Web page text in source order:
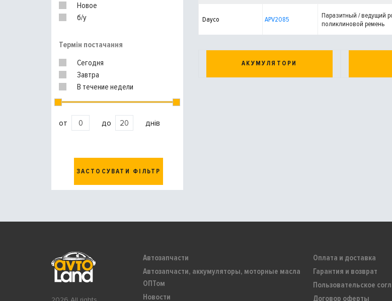
Новое
б/у
Термін постачання
Сегодня
Завтра
В течение недели
от до днів
ЗАСТОСУВАТИ ФІЛЬТР
Dayco APV2085
Паразитный / ведущий
поликлиновой ремень
АКУМУЛЯТОРИ
Автозапчасти
Автозапчасти, аккумуляторы, моторные масла
ОПТом
Новости
Оплата и доставка
Гарантия и возврат
Пользовательское
Договор оферты